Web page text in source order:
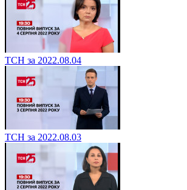
ТСН за 2022.08.04
ТСН за 2022.08.03